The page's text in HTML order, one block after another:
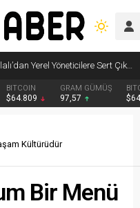
Yalıkavakspor Başkanı Palalı’dan Yerel Yöneticilere Sert Çıkış”
BITCOIN
$64.809
GRAM GÜMÜŞ
97,57
Kültürüdür
Bir Menü